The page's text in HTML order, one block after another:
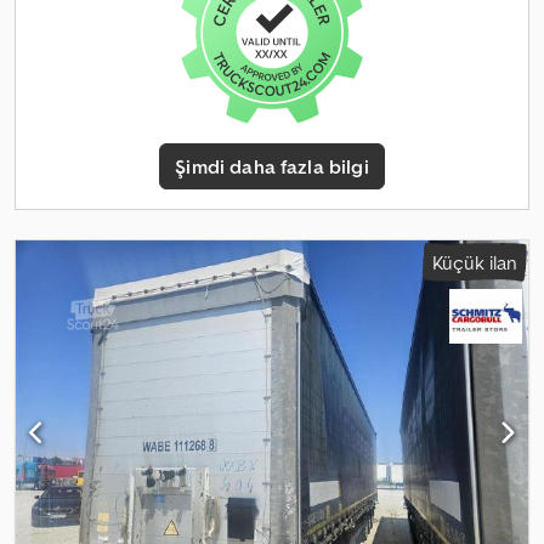
Bağlantı fişi 1x15- ve 2x7-kutup, Antisprey, Gümrük mühürleri,
Kaldırılabilir (hidrolik) tavan, Crsdjzrqd Ispfx Al Def
Şimdi daha fazla bilgi
Küçük ilan